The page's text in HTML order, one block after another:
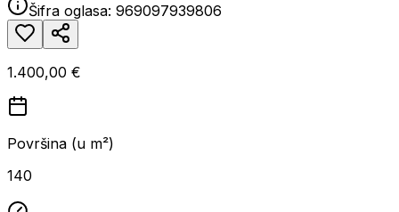
Šifra oglasa: 969097939806
1.400,00 €
Površina (u m²)
140